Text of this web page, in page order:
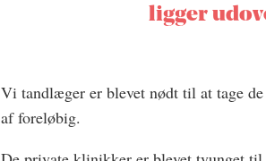
ligger
Vi tandlæger er blevet nødt til at tage
af foreløbig.